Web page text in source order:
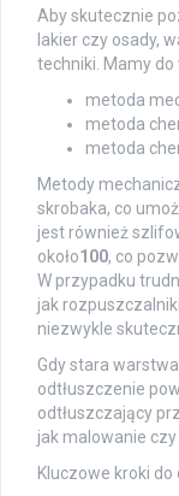
Aby skutecznie
lakier czy osady,
techniki. Mamy
metoda
metoda
metoda
Metody
skrobaka, co
jest również
około100, co
W przypadku
jak
niezwykle
Gdy stara
odtłuszczenie
odtłuszczający
jak malowanie
Kluczowe kroki do